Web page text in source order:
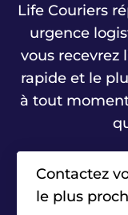
Life Couriers
urgence
vous recevrez
rapide et le
à tout
Contactez
le plus